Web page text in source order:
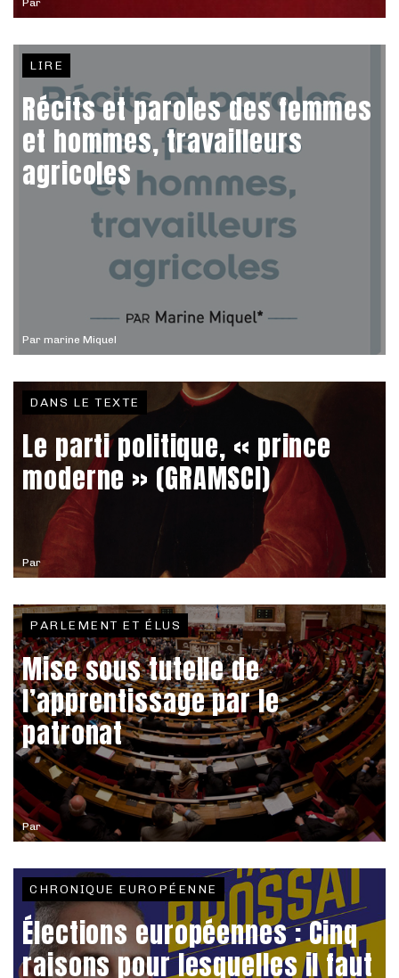
Par
Par marine Miquel
LIRE
Récits et paroles des femmes
et hommes, travailleurs
agricoles
Par
DANS LE TEXTE
Le parti politique, « prince
moderne » (GRAMSCI)
Par
PARLEMENT ET ÉLUS
Mise sous tutelle de
l’apprentissage par le
patronat
CHRONIQUE EUROPÉENNE
Élections européennes : Cinq
raisons pour lesquelles il faut